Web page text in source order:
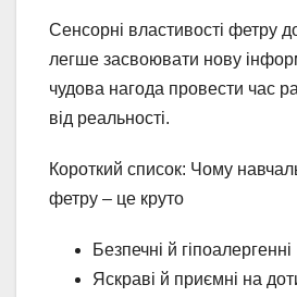
Сенсорні властивості фетру
легше засвоювати нову
чудова нагода провести час
від реальності.
Короткий список: Чому
фетру – це круто
Безпечні й гіпоалергенні
Яскраві й приємні на